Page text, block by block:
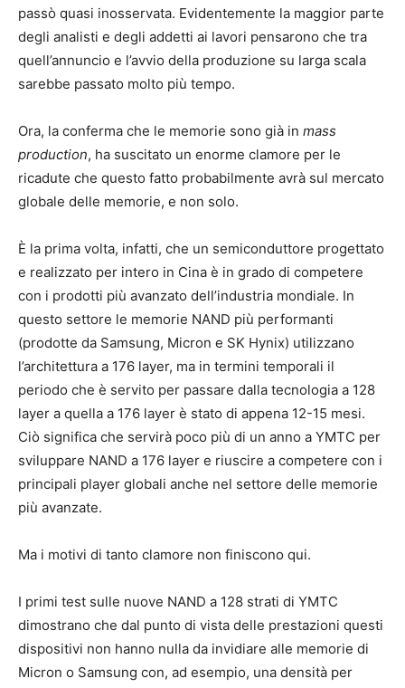
passò quasi inosservata. Evidentemente la maggior parte
degli analisti e degli addetti ai lavori pensarono che tra
quell’annuncio e l’avvio della produzione su larga scala
sarebbe passato molto più tempo.
Ora, la conferma che le memorie sono già in mass
production, ha suscitato un enorme clamore per le
ricadute che questo fatto probabilmente avrà sul mercato
globale delle memorie, e non solo.
È la prima volta, infatti, che un semiconduttore progettato
e realizzato per intero in Cina è in grado di competere
con i prodotti più avanzato dell’industria mondiale. In
questo settore le memorie NAND più performanti
(prodotte da Samsung, Micron e SK Hynix) utilizzano
l’architettura a 176 layer, ma in termini temporali il
periodo che è servito per passare dalla tecnologia a 128
layer a quella a 176 layer è stato di appena 12-15 mesi.
Ciò significa che servirà poco più di un anno a YMTC per
sviluppare NAND a 176 layer e riuscire a competere con i
principali player globali anche nel settore delle memorie
più avanzate.
Ma i motivi di tanto clamore non finiscono qui.
I primi test sulle nuove NAND a 128 strati di YMTC
dimostrano che dal punto di vista delle prestazioni questi
dispositivi non hanno nulla da invidiare alle memorie di
Micron o Samsung con, ad esempio, una densità per